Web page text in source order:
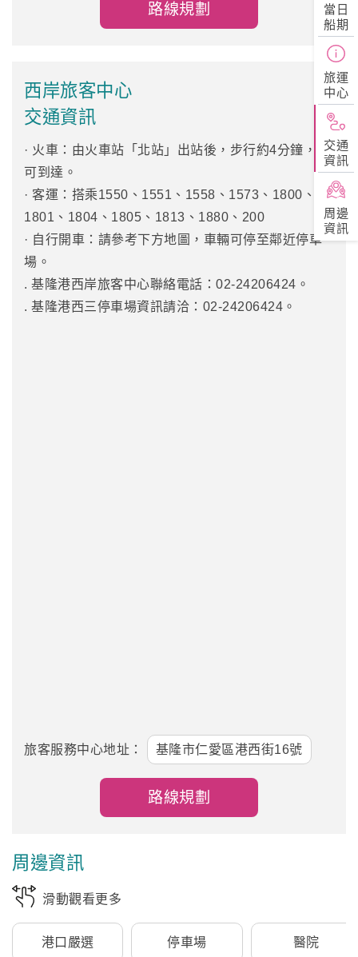
當日
船期
旅運
中心
交通
資訊
周邊
資訊
路線規劃
西岸旅客中心
交通資訊
· 火車：由火車站「北站」出站後，步行約4分鐘，即
可到達。
· 客運：搭乘1550、1551、1558、1573、1800、
1801、1804、1805、1813、1880、200
· 自行開車：請參考下方地圖，車輛可停至鄰近停車
場。
. 基隆港西岸旅客中心聯絡電話：02-24206424。
. 基隆港西三停車場資訊請洽：02-24206424。
旅客服務中心地址： 基隆市仁愛區港西街16號
路線規劃
周邊資訊
滑動觀看更多
港口嚴選 停車場 醫院